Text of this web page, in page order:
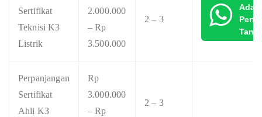
Sertifikat
Teknisi K3
Listrik
2.000.000
– Rp
3.500.000
2 – 3
Ada
Perpanjangan
Sertifikat
Ahli K3
Rp
3.000.000
– Rp
2 – 3